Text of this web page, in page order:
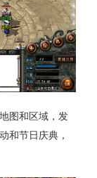
图和区域，发
和节日庆典，